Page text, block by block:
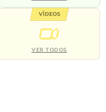
VÍDEOS
VER TODOS